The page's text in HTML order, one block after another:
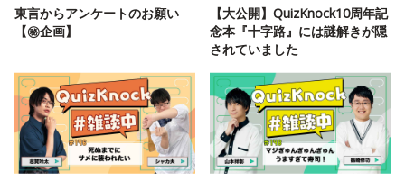
東言からアンケートのお願い
【㊙️企画】
【大公開】QuizKnock10周年記
念本『十字路』には謎解きが隠
されていました